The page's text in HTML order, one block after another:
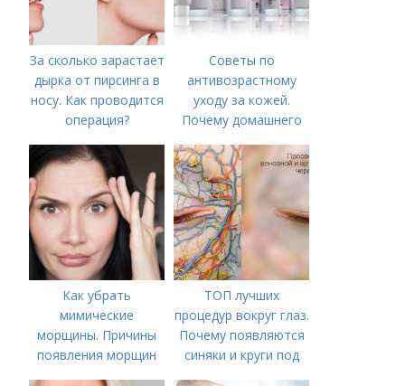
За сколько зарастает
дырка от пирсинга в
носу. Как проводится
операция?
Советы по
антивозрастному
уходу за кожей.
Почему домашнего
Как убрать
мимические
морщины. Причины
появления морщин
ТОП лучших
процедур вокруг глаз.
Почему появляются
синяки и круги под